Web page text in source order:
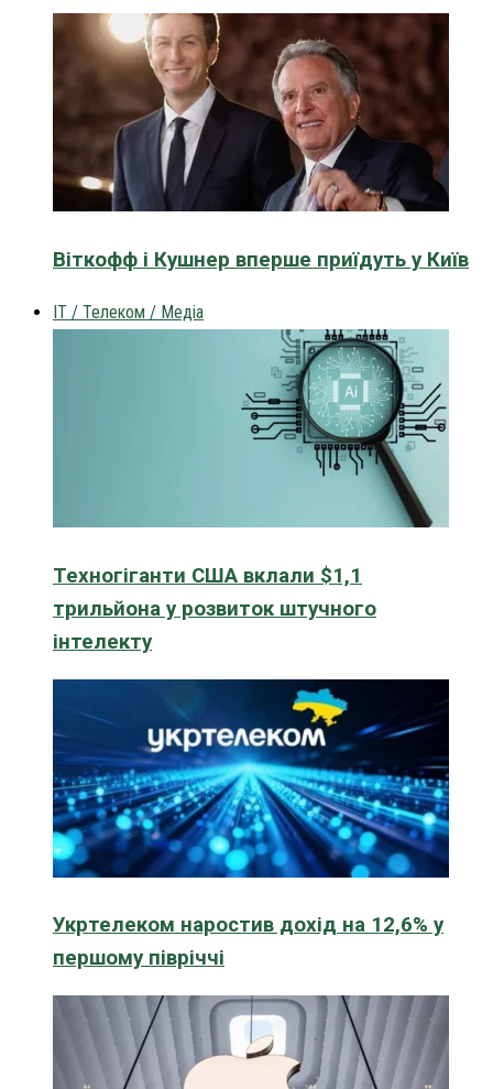
Віткофф і Кушнер вперше приїдуть у Київ
IT / Телеком / Медіа
Техногіганти США вклали $1,1
трильйона у розвиток штучного
інтелекту
Укртелеком наростив дохід на 12,6% у
першому півріччі